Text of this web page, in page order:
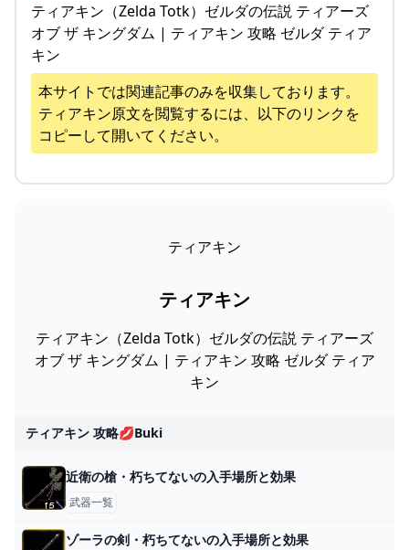
ティアキン（Zelda Totk）ゼルダの伝説 ティアーズ
オブ ザ キングダム | ティアキン 攻略 ゼルダ ティア
キン
本サイトでは関連記事のみを収集しております。
ティアキン原文を閲覧するには、以下のリンクを
コピーして開いてください。
ティアキン
ティアキン
ティアキン（Zelda Totk）ゼルダの伝説 ティアーズ
オブ ザ キングダム | ティアキン 攻略 ゼルダ ティア
キン
ティアキン 攻略💋buki
近衛の槍・朽ちてないの入手場所と効果
武器一覧
ゾーラの剣・朽ちてないの入手場所と効果